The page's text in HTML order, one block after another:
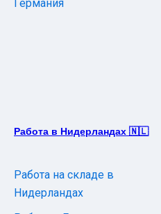
Германия
Работа в Нидерландах 🇳🇱
Работа на складе в
Нидерландах